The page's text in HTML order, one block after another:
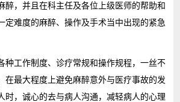
醉，并且在科主任及各位上级医师的帮助和
定难度的麻醉、操作及手术当中出现的紧急
种工作制度、诊疗常规和操作规程，一丝不
在最大程度上避免麻醉意外与医疗事故的发
时，诚心的去与病人沟通，减轻病人的心理